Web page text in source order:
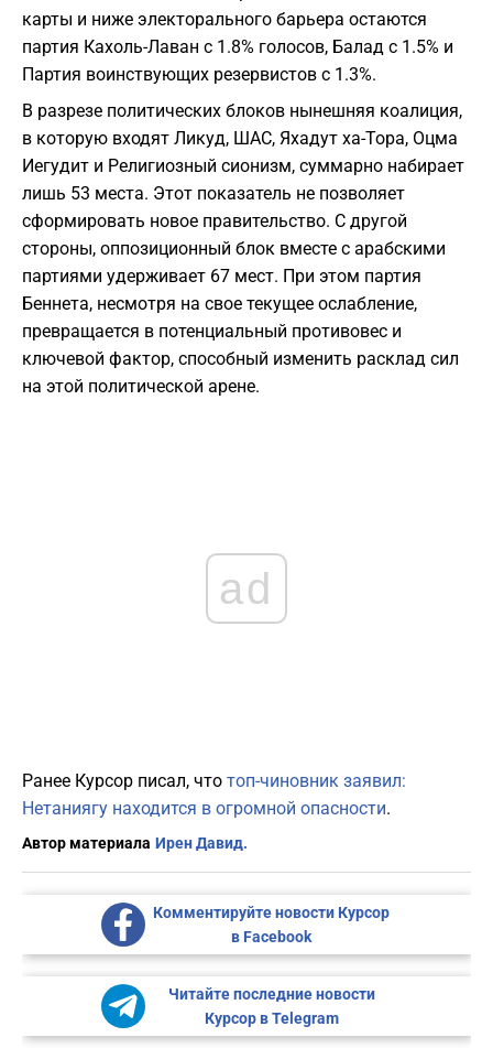
карты и ниже электорального барьера остаются
партия Кахоль-Лаван с 1.8% голосов, Балад с 1.5% и
Партия воинствующих резервистов с 1.3%.
В разрезе политических блоков нынешняя коалиция,
в которую входят Ликуд, ШАС, Яхадут ха-Тора, Оцма
Иегудит и Религиозный сионизм, суммарно набирает
лишь 53 места. Этот показатель не позволяет
сформировать новое правительство. С другой
стороны, оппозиционный блок вместе с арабскими
партиями удерживает 67 мест. При этом партия
Беннета, несмотря на свое текущее ослабление,
превращается в потенциальный противовес и
ключевой фактор, способный изменить расклад сил
на этой политической арене.
ad
Ранее Курсор писал, что топ-чиновник заявил:
Нетаниягу находится в огромной опасности.
Автор материала Ирен Давид.
Комментируйте новости Курсор
в Facebook
Читайте последние новости
Курсор в Telegram